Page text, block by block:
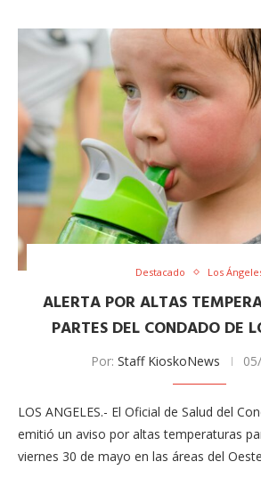
Destacado Los
ALERTA POR ALTAS
PARTES DEL CONDADO DE
Por: Staff KioskoNews
LOS ANGELES.- El Oficial de Salud del
emitió un aviso por altas temperaturas
viernes 30 de mayo en las áreas del